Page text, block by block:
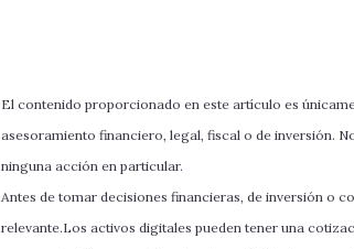
El contenido proporcionado en este artículo es
asesoramiento financiero, legal, fiscal o de inversión.
ninguna acción en particular.
Antes de tomar decisiones financieras, de inversión o
relevante.Los activos digitales pueden tener una